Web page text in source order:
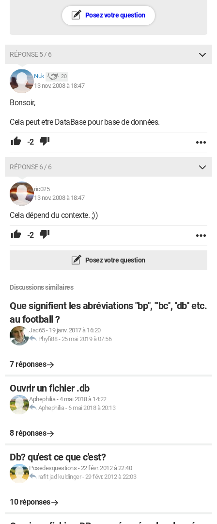
Posez votre question
RÉPONSE 5 / 6
Nuk 20
13 nov. 2008 à 18:47
Bonsoir,
Cela peut etre DataBase pour base de données.
-2
RÉPONSE 6 / 6
ric025
13 nov. 2008 à 18:47
Cela dépend du contexte. ;))
-2
Posez votre question
Discussions similaires
Que signifient les abréviations ''bp'', '''bc'', ''db'' etc.
au football ?
Jac65- 19 janv. 2017 à 16:20
Phyfi88-25 mai 2019 à 07:56
7 réponses
Ouvrir un fichier .db
Aphephilia-4 mai 2018 à 14:22
Aphephilia - 6 mai 2018 à 20:13
8 réponses
Db? qu'est ce que c'est?
Posedesquestions -22 févr. 2012 à 22:40
rafit jad kuldinger-29 févr. 2012 à 22:03
10 réponses